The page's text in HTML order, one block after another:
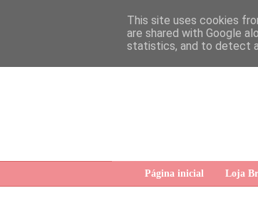
Página inicial Loja
This site uses cookies
are shared with Google
statistics, and to detect